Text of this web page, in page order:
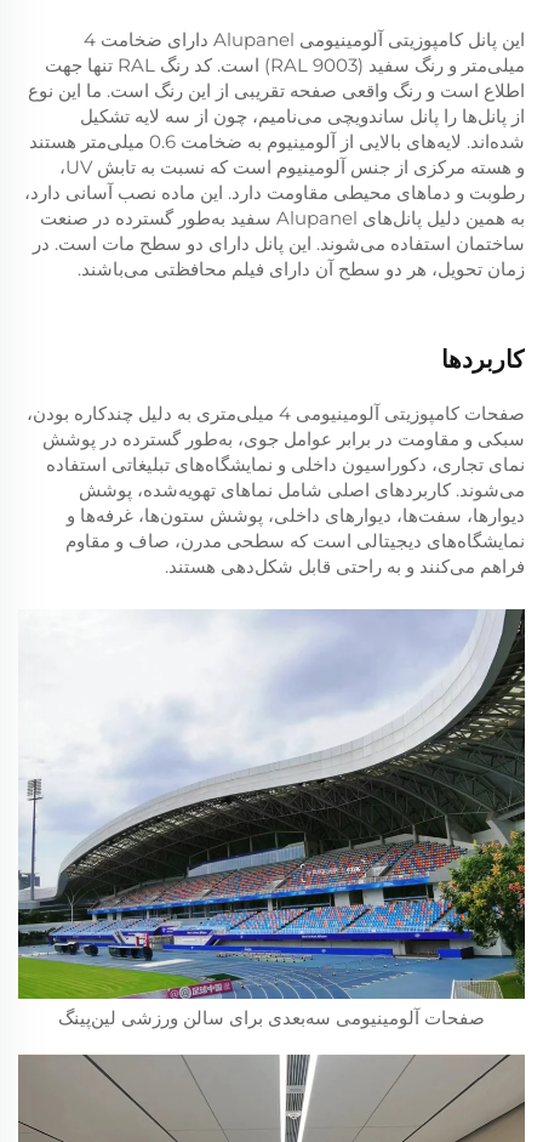
این پانل کامپوزیتی آلومینیومی Alupanel دارای ضخامت 4
میلی‌متر و رنگ سفید (RAL 9003) است. کد رنگ RAL تنها جهت
اطلاع است و رنگ واقعی صفحه تقریبی از این رنگ است. ما این نوع
از پانل‌ها را پانل ساندویچی می‌نامیم، چون از سه لایه تشکیل
شده‌اند. لایه‌های بالایی از آلومینیوم به ضخامت 0.6 میلی‌متر هستند
و هسته مرکزی از جنس آلومینیوم است که نسبت به تابش UV،
رطوبت و دماهای محیطی مقاومت دارد. این ماده نصب آسانی دارد،
به همین دلیل پانل‌های Alupanel سفید به‌طور گسترده در صنعت
ساختمان استفاده می‌شوند. این پانل دارای دو سطح مات است. در
زمان تحویل، هر دو سطح آن دارای فیلم محافظتی می‌باشند.
کاربردها
صفحات کامپوزیتی آلومینیومی 4 میلی‌متری به دلیل چندکاره بودن،
سبکی و مقاومت در برابر عوامل جوی، به‌طور گسترده در پوشش
نمای تجاری، دکوراسیون داخلی و نمایشگاه‌های تبلیغاتی استفاده
می‌شوند. کاربردهای اصلی شامل نماهای تهویه‌شده، پوشش
دیوارها، سفت‌ها، دیوارهای داخلی، پوشش ستون‌ها، غرفه‌ها و
نمایشگاه‌های دیجیتالی است که سطحی مدرن، صاف و مقاوم
فراهم می‌کنند و به راحتی قابل شکل‌دهی هستند.
صفحات آلومینیومی سه‌بعدی برای سالن ورزشی لین‌پینگ